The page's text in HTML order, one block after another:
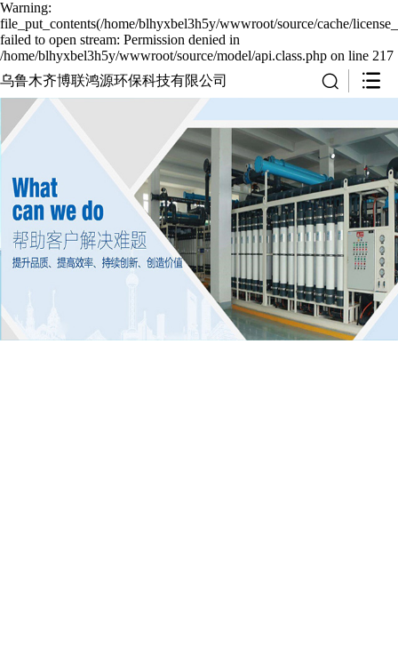
Warning:
file_put_contents(/home/blhyxbel3h5y/wwwroot/source/cache/
failed to open stream: Permission denied in
/home/blhyxbel3h5y/wwwroot/source/model/api.class.php on line 217
乌鲁木齐博联鸿源环保科技有限公司